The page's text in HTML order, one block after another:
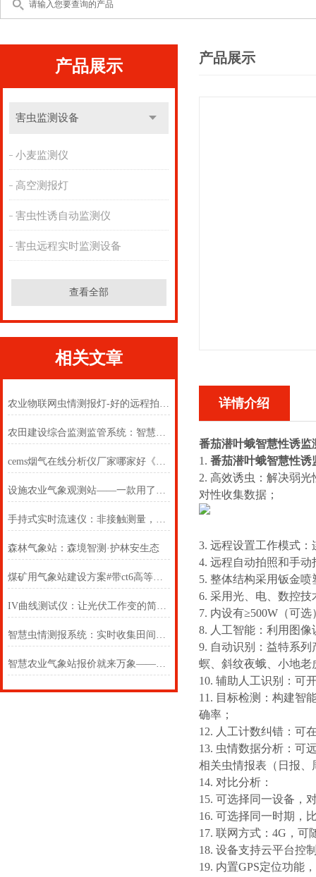
产品展示
害虫监测设备
小麦监测仪
高空测报灯
害虫性诱自动监测仪
害虫远程实时监测设备
查看全部
相关文章
农业物联网虫情测报灯-好的远程拍照虫情测报灯看过来#台风新闻
农田建设综合监测监管系统：智慧农业“及时雨”
cems烟气在线分析仪厂家哪家好《雨雪新闻》#道路结冰预警
设施农业气象观测站——一款用了不后悔的温室大棚小型气象站
手持式实时流速仪：非接触测量，安全高效且数据可靠
森林气象站：森境智测·护林安生态
煤矿用气象站建设方案#带ct6高等级防爆证书#2022已更新
IV曲线测试仪：让光伏工作变的简单易懂
智慧虫情测报系统：实时收集田间虫害发生数据，精准把控作物防护关键节点
智慧农业气象站报价就来万象——农业气象站设备供应商
产品展示
详情介绍
番茄潜叶蛾智慧性诱监
1. 番茄潜叶蛾智慧性诱
2. 高效诱虫：解决弱光
对性收集数据；
3. 远程设置工作模式：
4. 远程自动拍照和手动
5. 整体结构采用钣金喷
6. 采用光、电、数控技
7. 内设有≥500W （可
8. 人工智能：利用图
9. 自动识别：益特系
螟、斜纹夜蛾、小地
10. 辅助人工识别：可
11. 目标检测：构建智
确率；
12. 人工计数纠错：可
13. 虫情数据分析：可
相关虫情报表（日报
14. 对比分析：
15. 可选择同一设备，
16. 可选择同一时期，
17. 联网方式：4G，可
18. 设备支持云平台控
19. 内置GPS定位功能